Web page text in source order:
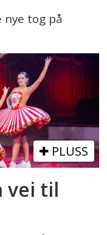
nye tog på
PLUSS
vei til